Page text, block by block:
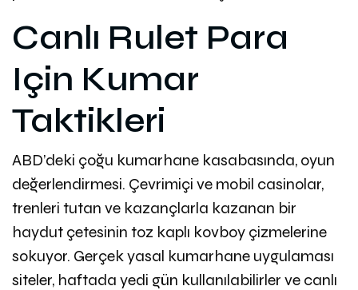
Canlı Rulet Para
Için Kumar
Taktikleri
ABD’deki çoğu kumarhane kasabasında, oyun
değerlendirmesi. Çevrimiçi ve mobil casinolar,
trenleri tutan ve kazançlarla kazanan bir
haydut çetesinin toz kaplı kovboy çizmelerine
sokuyor. Gerçek yasal kumarhane uygulaması
siteler, haftada yedi gün kullanılabilirler ve canlı